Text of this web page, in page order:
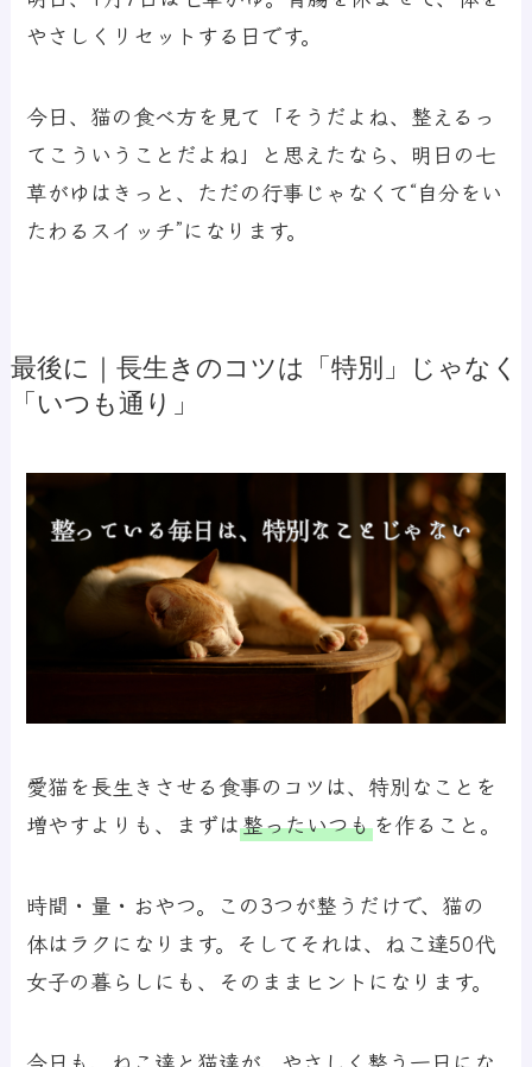
やさしくリセットする日です。
今日、猫の食べ方を見て「そうだよね、整えるっ
てこういうことだよね」と思えたなら、明日の七
草がゆはきっと、ただの行事じゃなくて“自分をい
たわるスイッチ”になります。
最後に｜長生きのコツは「特別」じゃなく
「いつも通り」
愛猫を長生きさせる食事のコツは、特別なことを
増やすよりも、まずは整ったいつもを作ること。
時間・量・おやつ。この3つが整うだけで、猫の
体はラクになります。そしてそれは、ねこ達50代
女子の暮らしにも、そのままヒントになります。